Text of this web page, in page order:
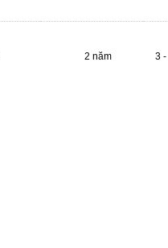
2 năm 3